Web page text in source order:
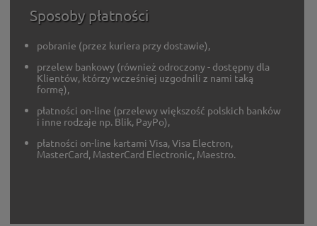
Sposoby płatności
pobranie (przez kuriera przy dostawie),
przelew bankowy (również odroczony - dostępny dla
Klientów, którzy wcześniej uzgodnili z nami taką
formę),
płatności on-line (przelewy większość polskich banków
i inne rodzaje np. Blik, PayPo),
płatności on-line kartami Visa, Visa Electron,
MasterCard, MasterCard Electronic, Maestro.